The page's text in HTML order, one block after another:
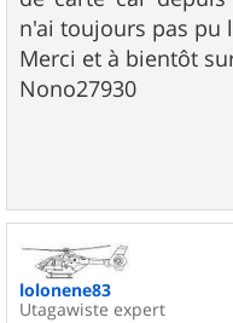
n'ai toujours pas pu
Merci et à bientôt
Nono27930
lolonene83
Utagawiste expert